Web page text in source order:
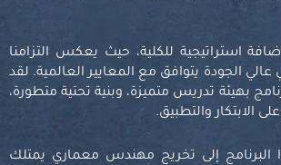
استراتيجية للكلية، حيث يعكس التزامنا
عالي الجودة يتوافق مع المعايير العالمية. لقد
بهيئة تدريس متميزة، وبنية تحتية متطورة،
الابتكار والتطبيق.
إلى تخريج مهندس معماري يمتلك